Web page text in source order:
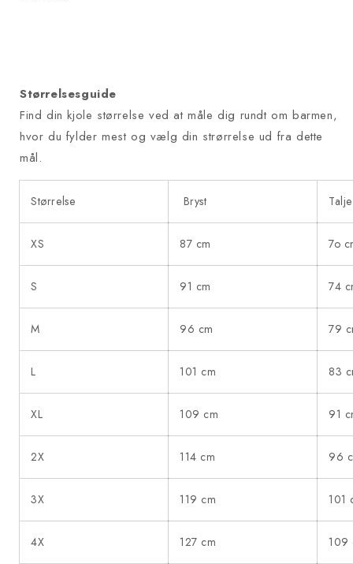
Størrelsesguide
Find din kjole størrelse ved at måle dig rundt om barmen,
hvor du fylder mest og vælg din strørrelse ud fra dette
mål.
Størrelse Bryst Talje
XS 87 cm 7o
S 91 cm 74
M 96 cm 79
L 101 cm 83
XL 109 cm 91
2X 114 cm 96
3X 119 cm 101
4X 127 cm 109